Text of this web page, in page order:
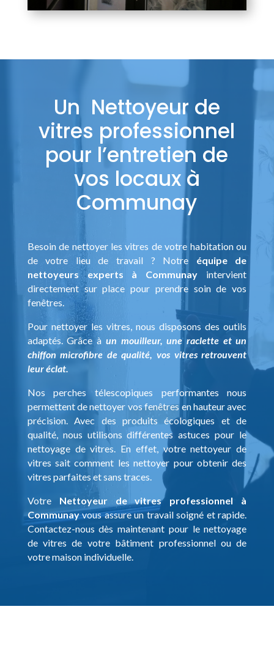
Un Nettoyeur de
vitres professionnel
pour l’entretien de
vos locaux à
Communay
Besoin de nettoyer les vitres de votre habitation ou
de votre lieu de travail ? Notre équipe de
nettoyeurs experts à Communay intervient
directement sur place pour prendre soin de vos
fenêtres.
Pour nettoyer les vitres, nous disposons des outils
adaptés. Grâce à un mouilleur, une raclette et un
chiffon microfibre de qualité, vos vitres retrouvent
leur éclat.
Nos perches télescopiques performantes nous
permettent de nettoyer vos fenêtres en hauteur avec
précision. Avec des produits écologiques et de
qualité, nous utilisons différentes astuces pour le
nettoyage de vitres. En effet, votre nettoyeur de
vitres sait comment les nettoyer pour obtenir des
vitres parfaites et sans traces.
Votre Nettoyeur de vitres professionnel à
Communayvous assure un travail soigné et rapide.
Contactez-nous dès maintenant pour le nettoyage
de vitres de votre bâtiment professionnel ou de
votre maison individuelle.